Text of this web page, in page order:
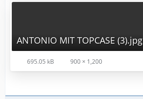
ANTONIO MIT TOPCASE (3).jpg
695.05 kB 900 × 1,200